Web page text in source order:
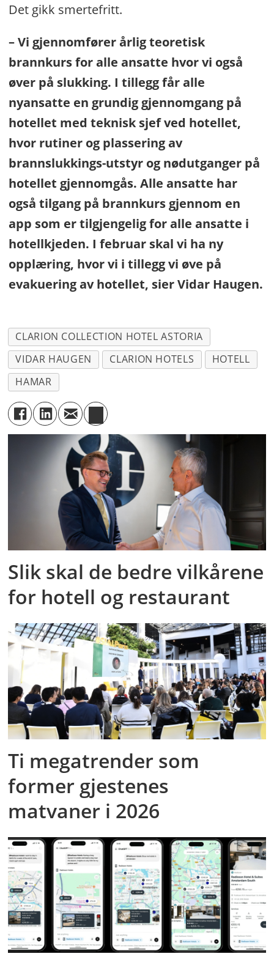
Det gikk smertefritt.
– Vi gjennomfører årlig teoretisk
brannkurs for alle ansatte hvor vi også
øver på slukking. I tillegg får alle
nyansatte en grundig gjennomgang på
hotellet med teknisk sjef ved hotellet,
hvor rutiner og plassering av
brannslukkings-utstyr og nødutganger på
hotellet gjennomgås. Alle ansatte har
også tilgang på brannkurs gjennom en
app som er tilgjengelig for alle ansatte i
hotellkjeden. I februar skal vi ha ny
opplæring, hvor vi i tillegg vi øve på
evakuering av hotellet, sier Vidar Haugen.
CLARION COLLECTION HOTEL ASTORIA
VIDAR HAUGEN
CLARION HOTELS
HOTELL
HAMAR
Slik skal de bedre vilkårene
for hotell og restaurant
Ti megatrender som
former gjestenes
matvaner i 2026